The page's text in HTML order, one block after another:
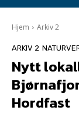
Hjem Arkiv 2
ARKIV 2
Nytt
Hordfast